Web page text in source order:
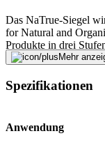
Das NaTrue-Siegel
for Natural and
Produkte in drei
1. Naturkosmetik
(NaTrue-Siegel mit
Verbrauchern zu
Verpackungsmaterial
Mehr
Spezifikationen
Anwendung